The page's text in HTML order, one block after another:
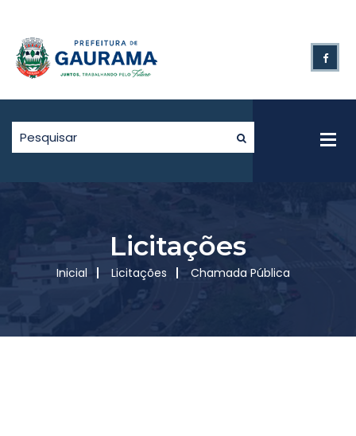
Licitações
Inicial Licitações Chamada Pública